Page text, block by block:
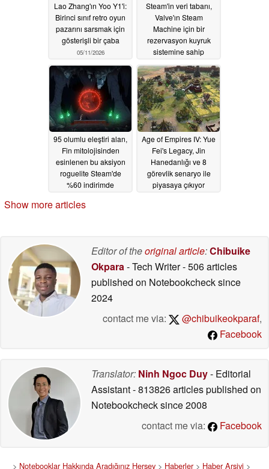
Lao Zhang'ın Yoo Y1'i:
Birinci sınıf retro oyun
pazarını sarsmak için
gösterişli bir çaba
05/11/2026
Steam'in veri tabanı,
Valve'ın Steam
Machine için bir
rezervasyon kuyruk
sistemine sahip
olduğunu gösteriyor
05/11/2026
95 olumlu eleştiri alan,
Fin mitolojisinden
esinlenen bu aksiyon
roguelite Steam'de
%60 indirimde
Age of Empires IV: Yue
Fei's Legacy, Jin
Hanedanlığı ve 8
görevlik senaryo ile
piyasaya çıkıyor
Show more articles
Editor of theoriginal article:Chibuike
Okpara- Tech Writer- 506 articles
published on Notebookchecksince
2024
contact me via:
@chibuikeokparaf,
Facebook
Translator: Ninh Ngoc Duy- Editorial
Assistant- 813826 articles published on
Notebookchecksince 2008
contact me via:
Facebook
> Notebooklar Hakkında Aradığınız Herşey > Haberler> Haber Arşivi >